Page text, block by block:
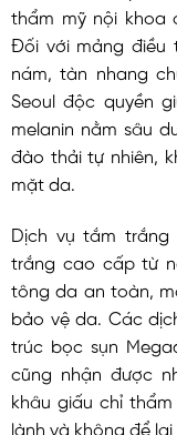
thẩm mỹ nội khoa
Đối với mảng điều
nám, tàn nhang
Seoul độc quyền
melanin nằm sâu
đào thải tự nhiên,
mặt da.
Dịch vụ tắm trắng
trắng cao cấp từ
tông da an toàn,
bảo vệ da. Các
trúc bọc sụn
cũng nhận được
khâu giấu chỉ
lành và không để lại